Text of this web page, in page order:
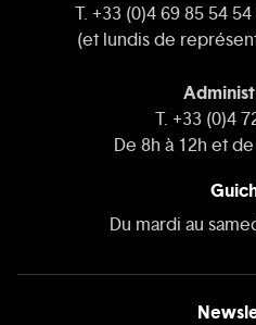
T. +33 (0)4 69 85 54
(et lundis de
T. +33 (0)4
De 8h à 12h et
Du mardi au